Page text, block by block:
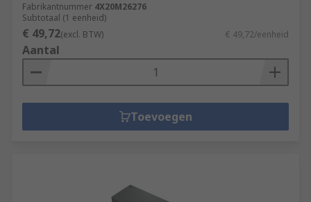
Fabrikantnummer 4X20M26276
Subtotaal (1 eenheid)
€ 49,72(excl. BTW) € 49,72/eenheid
Aantal
Toevoegen